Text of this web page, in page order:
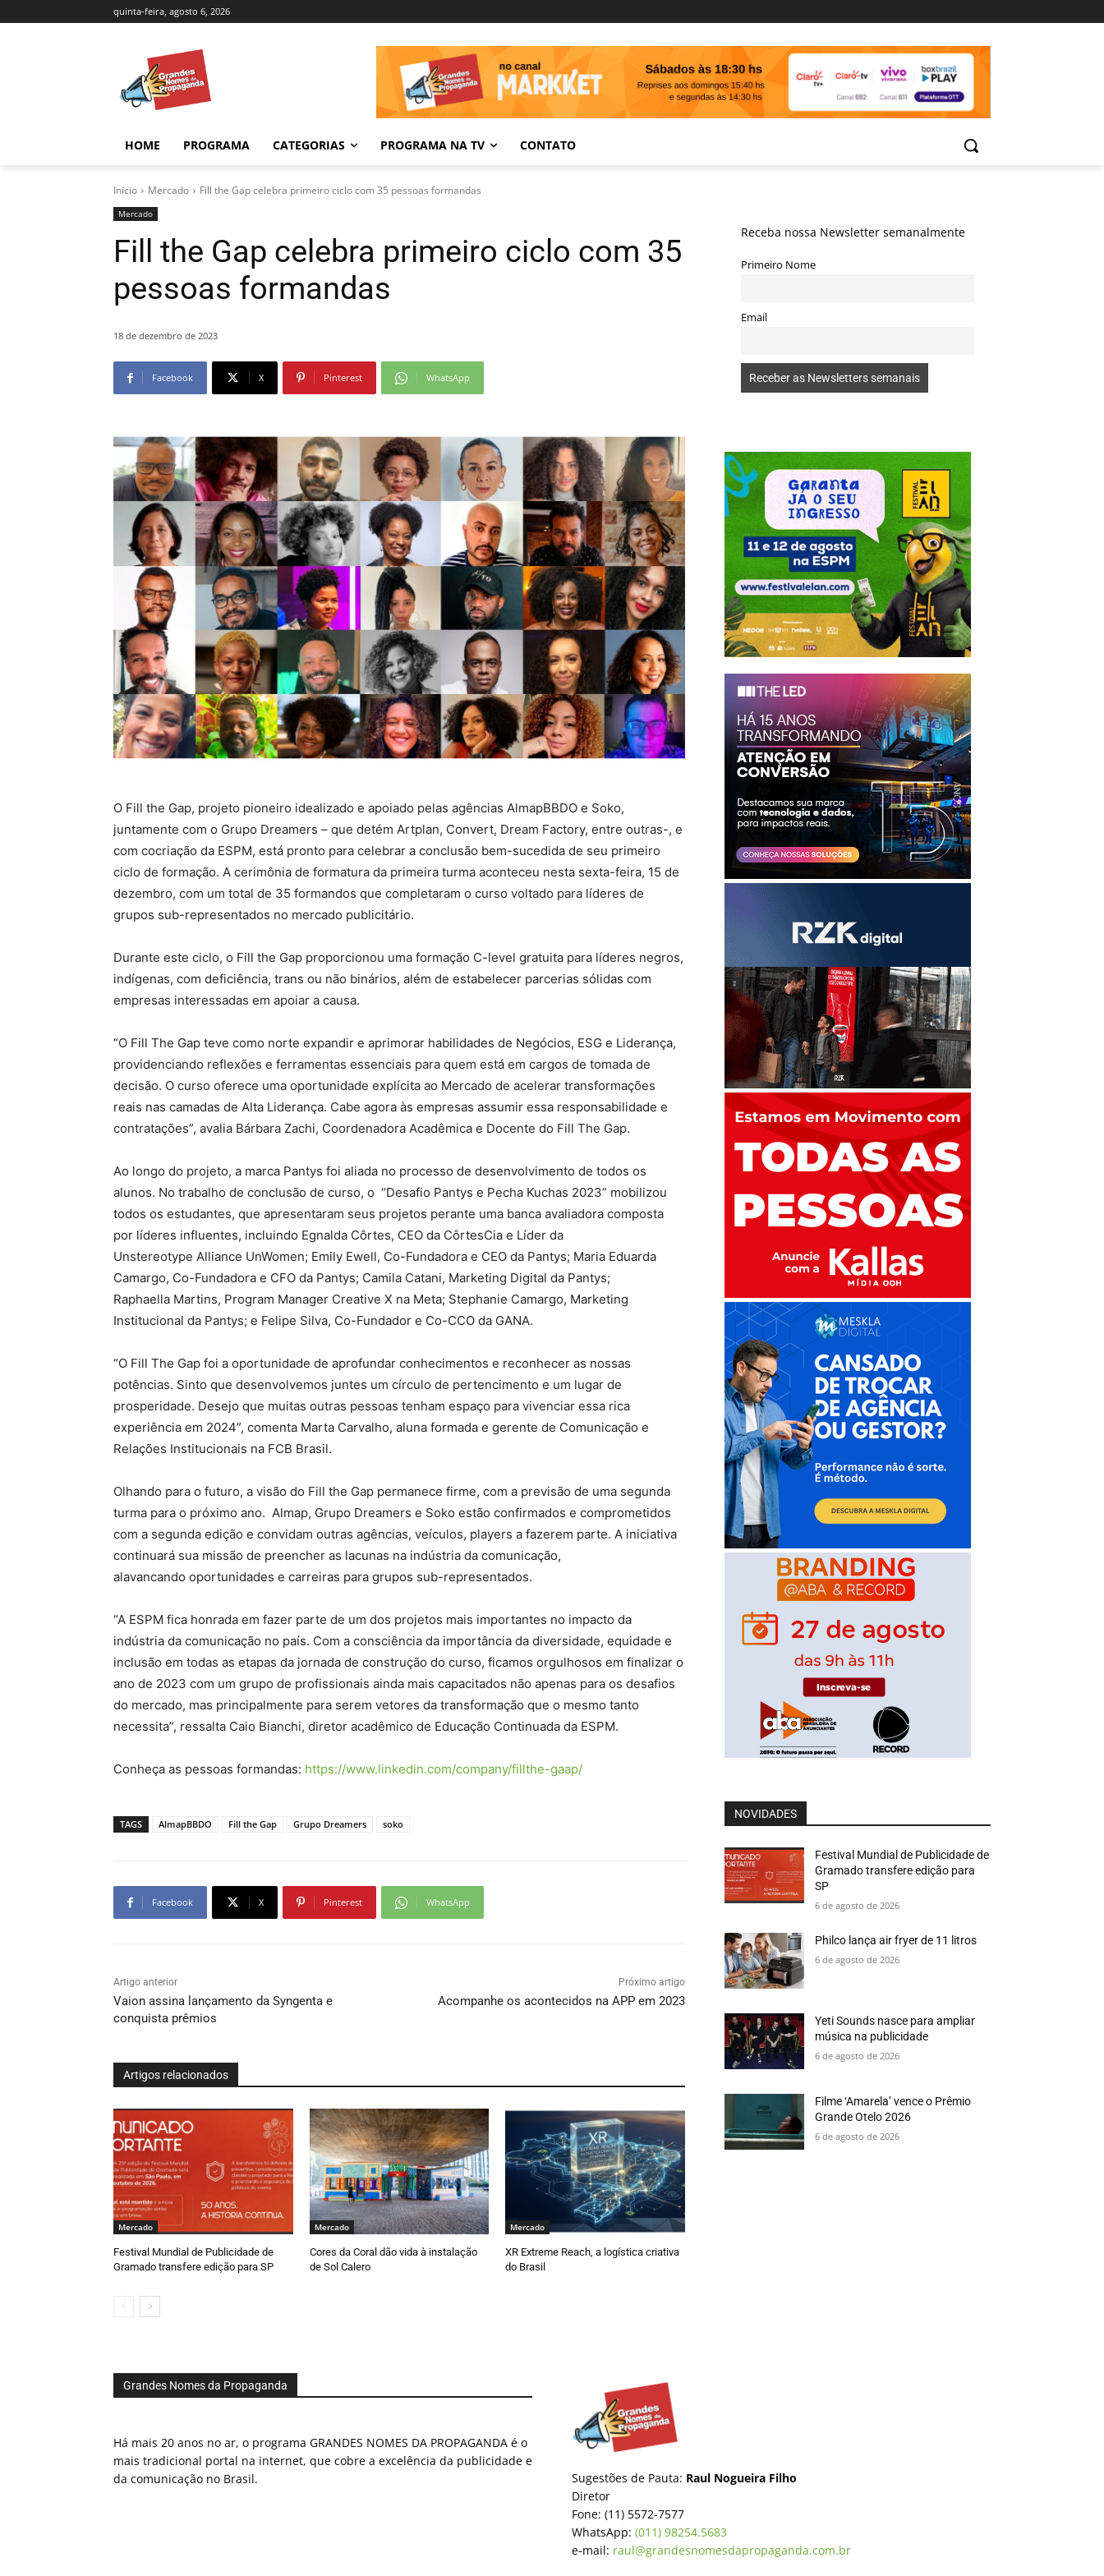
quinta-feira, agosto 6, 2026
HOME PROGRAMA CATEGORIAS PROGRAMA NA TV CONTATO
Início Mercado Fill the Gap celebra primeiro ciclo com 35 pessoas formandas
Mercado
Fill the Gap celebra primeiro ciclo com 35
pessoas formandas
18 de dezembro de 2023
Facebook X Pinterest WhatsApp
O Fill the Gap, projeto pioneiro idealizado e apoiado pelas agências AlmapBBDO e Soko,
juntamente com o Grupo Dreamers – que detém Artplan, Convert, Dream Factory, entre outras-, e
com cocriação da ESPM, está pronto para celebrar a conclusão bem-sucedida de seu primeiro
ciclo de formação. A cerimônia de formatura da primeira turma aconteceu nesta sexta-feira, 15 de
dezembro, com um total de 35 formandos que completaram o curso voltado para líderes de
grupos sub-representados no mercado publicitário.
Durante este ciclo, o Fill the Gap proporcionou uma formação C-level gratuita para líderes negros,
indígenas, com deficiência, trans ou não binários, além de estabelecer parcerias sólidas com
empresas interessadas em apoiar a causa.
“O Fill The Gap teve como norte expandir e aprimorar habilidades de Negócios, ESG e Liderança,
providenciando reflexões e ferramentas essenciais para quem está em cargos de tomada de
decisão. O curso oferece uma oportunidade explícita ao Mercado de acelerar transformações
reais nas camadas de Alta Liderança. Cabe agora às empresas assumir essa responsabilidade e
contratações”, avalia Bárbara Zachi, Coordenadora Acadêmica e Docente do Fill The Gap.
Ao longo do projeto, a marca Pantys foi aliada no processo de desenvolvimento de todos os
alunos. No trabalho de conclusão de curso, o “Desafio Pantys e Pecha Kuchas 2023” mobilizou
todos os estudantes, que apresentaram seus projetos perante uma banca avaliadora composta
por líderes influentes, incluindo Egnalda Côrtes, CEO da CôrtesCia e Líder da
Unstereotype Alliance UnWomen; Emily Ewell, Co-Fundadora e CEO da Pantys; Maria Eduarda
Camargo, Co-Fundadora e CFO da Pantys; Camila Catani, Marketing Digital da Pantys;
Raphaella Martins, Program Manager Creative X na Meta; Stephanie Camargo, Marketing
Institucional da Pantys; e Felipe Silva, Co-Fundador e Co-CCO da GANA.
“O Fill The Gap foi a oportunidade de aprofundar conhecimentos e reconhecer as nossas
potências. Sinto que desenvolvemos juntes um círculo de pertencimento e um lugar de
prosperidade. Desejo que muitas outras pessoas tenham espaço para vivenciar essa rica
experiência em 2024”, comenta Marta Carvalho, aluna formada e gerente de Comunicação e
Relações Institucionais na FCB Brasil.
Olhando para o futuro, a visão do Fill the Gap permanece firme, com a previsão de uma segunda
turma para o próximo ano. Almap, Grupo Dreamers e Soko estão confirmados e comprometidos
com a segunda edição e convidam outras agências, veículos, players a fazerem parte. A iniciativa
continuará sua missão de preencher as lacunas na indústria da comunicação,
alavancando oportunidades e carreiras para grupos sub-representados.
“A ESPM fica honrada em fazer parte de um dos projetos mais importantes no impacto da
indústria da comunicação no país. Com a consciência da importância da diversidade, equidade e
inclusão em todas as etapas da jornada de construção do curso, ficamos orgulhosos em finalizar o
ano de 2023 com um grupo de profissionais ainda mais capacitados não apenas para os desafios
do mercado, mas principalmente para serem vetores da transformação que o mesmo tanto
necessita”, ressalta Caio Bianchi, diretor acadêmico de Educação Continuada da ESPM.
Conheça as pessoas formandas: https://www.linkedin.com/company/fillthe-gaap/
TAGS AlmapBBDO Fill the Gap Grupo Dreamers soko
Facebook X Pinterest WhatsApp
Artigo anterior
Vaion assina lançamento da Syngenta e
conquista prêmios
Próximo artigo
Acompanhe os acontecidos na APP em 2023
Artigos relacionados
Mercado
Festival Mundial de Publicidade de
Gramado transfere edição para SP
Mercado
Cores da Coral dão vida à instalação
de Sol Calero
Mercado
XR Extreme Reach, a logística criativa
do Brasil
Receba nossa Newsletter semanalmente
Primeiro Nome
Email
NOVIDADES
Festival Mundial de Publicidade de
Gramado transfere edição para
SP
6 de agosto de 2026
Philco lança air fryer de 11 litros
6 de agosto de 2026
Yeti Sounds nasce para ampliar
música na publicidade
6 de agosto de 2026
Filme ‘Amarela’ vence o Prêmio
Grande Otelo 2026
6 de agosto de 2026
Grandes Nomes da Propaganda
Há mais 20 anos no ar, o programa GRANDES NOMES DA PROPAGANDA é o
mais tradicional portal na internet, que cobre a excelência da publicidade e
da comunicação no Brasil.
Sugestões de Pauta: Raul Nogueira Filho
Diretor
Fone: (11) 5572-7577
WhatsApp: (011) 98254.5683
e-mail: raul@grandesnomesdapropaganda.com.br